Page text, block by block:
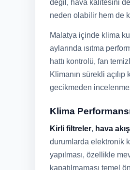
değil, hava kalitesini
neden olabilir hem de
Malatya içinde klima
aylarında ısıtma
hattı kontrolü, fan
Klimanın sürekli
gecikmeden
Klima
Kirli filtreler, hava
durumlarda elektronik
yapılması, özellikle
kapatılmaması temel